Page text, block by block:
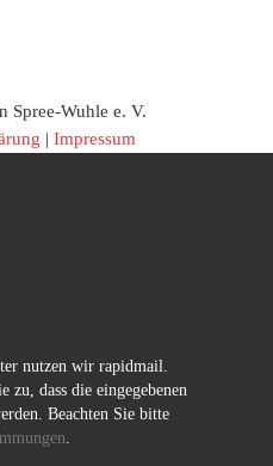
| Impressum
nutzen wir rapidmail.
dass die eingegebenen
Beachten Sie bitte